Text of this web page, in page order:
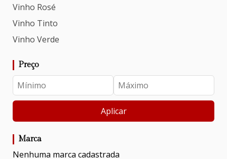
Vinho Rosé
Vinho Tinto
Vinho Verde
Preço
Aplicar
Marca
Nenhuma marca cadastrada